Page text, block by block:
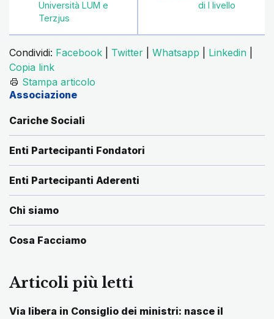
Università LUM e
Terzjus
di I livello
Condividi: Facebook Twitter Whatsapp Linkedin
Copia link
Stampa articolo
Associazione
Cariche Sociali
Enti Partecipanti Fondatori
Enti Partecipanti Aderenti
Chi siamo
Cosa Facciamo
Articoli più letti
Via libera in Consiglio dei ministri: nasce il